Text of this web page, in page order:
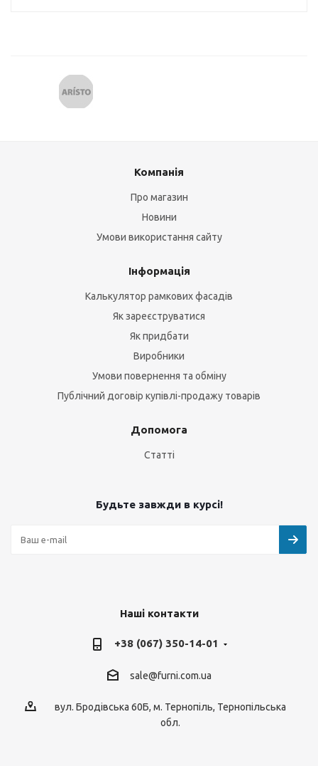
Компанія
Про магазин
Новини
Умови використання сайту
Інформація
Калькулятор рамкових фасадів
Як зареєструватися
Як придбати
Виробники
Умови повернення та обміну
Публічний договір купівлі-продажу товарів
Допомога
Статті
Будьте завжди в курсі!
Наші контакти
+38 (067) 350-14-01
sale@furni.com.ua
вул. Бродівська 60Б, м. Тернопіль, Тернопільська
обл.